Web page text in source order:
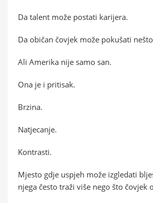
Da talent može postati karijera.
Da običan čovjek može pokušati
Ali Amerika nije samo san.
Ona je i pritisak.
Brzina.
Natjecanje.
Kontrasti.
Mjesto gdje uspjeh može izgledati
njega često traži više nego što čovjek